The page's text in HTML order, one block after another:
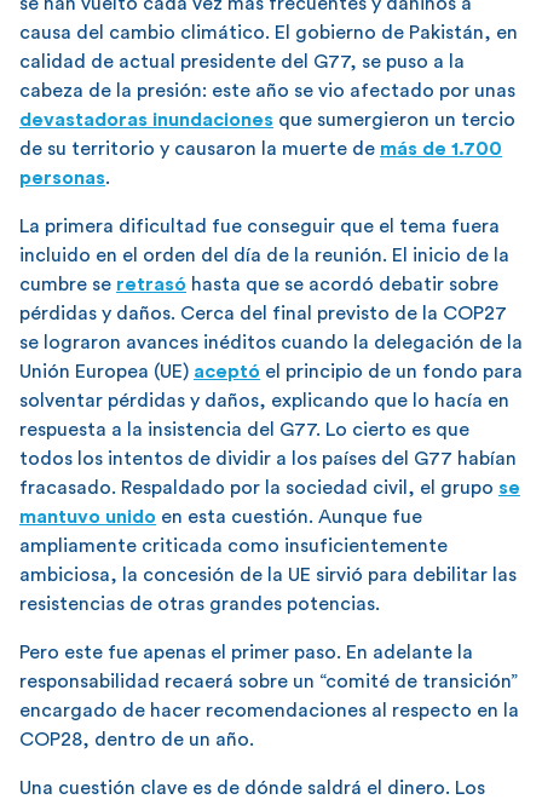
causa del cambio climático. El gobierno de Pakistán, en
calidad de actual presidente del G77, se puso a la
cabeza de la presión: este año se vio afectado por unas
devastadoras inundaciones que sumergieron un tercio
de su territorio y causaron la muerte de más de 1.700
personas.
La primera dificultad fue conseguir que el tema fuera
incluido en el orden del día de la reunión. El inicio de la
cumbre se retrasó hasta que se acordó debatir sobre
pérdidas y daños. Cerca del final previsto de la COP27
se lograron avances inéditos cuando la delegación de la
Unión Europea (UE) aceptó el principio de un fondo para
solventar pérdidas y daños, explicando que lo hacía en
respuesta a la insistencia del G77. Lo cierto es que
todos los intentos de dividir a los países del G77 habían
fracasado. Respaldado por la sociedad civil, el grupo se
mantuvo unido en esta cuestión. Aunque fue
ampliamente criticada como insuficientemente
ambiciosa, la concesión de la UE sirvió para debilitar las
resistencias de otras grandes potencias.
Pero este fue apenas el primer paso. En adelante la
responsabilidad recaerá sobre un “comité de transición”
encargado de hacer recomendaciones al respecto en la
COP28, dentro de un año.
Una cuestión clave es de dónde saldrá el dinero. Los